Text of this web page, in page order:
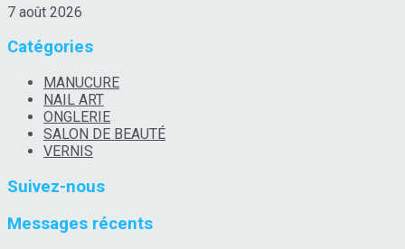
7 août 2026
Catégories
MANUCURE
NAIL ART
ONGLERIE
SALON DE BEAUTÉ
VERNIS
Suivez-nous
Messages récents